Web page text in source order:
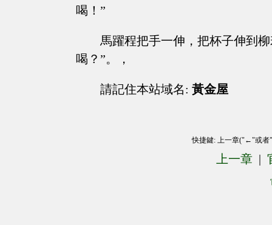
喝！”
馬躍程把手一伸，把杯子伸到
喝？”。，
請記住本站域名: 黃金屋
快捷鍵: 上一章("←"或
上一章 |